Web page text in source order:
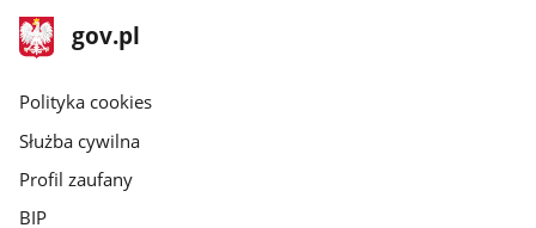
stopka
gov.pl
Strona
gov.pl
gov.pl
Polityka cookies
Służba cywilna
Profil zaufany
BIP